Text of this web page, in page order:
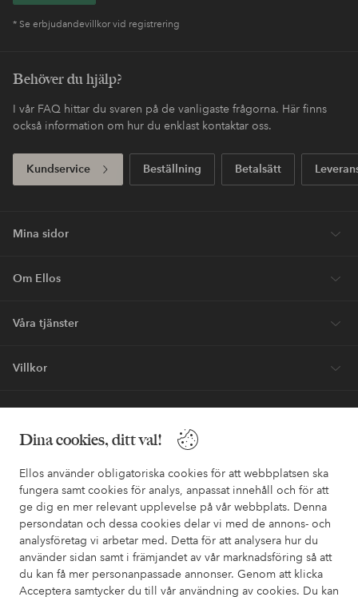
Dina cookies, ditt val!
Ellos använder obligatoriska cookies för att webbplatsen ska
fungera samt cookies för analys, anpassat innehåll och för att
ge dig en mer relevant upplevelse på vår webbplats. Denna
persondatan och dessa cookies delar vi med de annons- och
analysföretag vi arbetar med. Detta för att analysera hur du
använder sidan samt i främjandet av vår marknadsföring så att
du kan få mer personanpassade annonser. Genom att klicka
Acceptera samtycker du till vår användning av cookies. Du kan
* Se erbjudandevillkor vid registrering
Behöver du hjälp?
I vår FAQ hittar du svaren på de vanligaste frågorna. Här finns
också information om hur du enklast kontaktar oss.
Kundservice Beställning Betalsätt
Mina sidor
Om Ellos
Våra tjänster
Villkor
Vänner
Säkra betalningar - Betala direkt eller dela upp
Vill du veta mer om våra betalalternativ?
elpy elpy